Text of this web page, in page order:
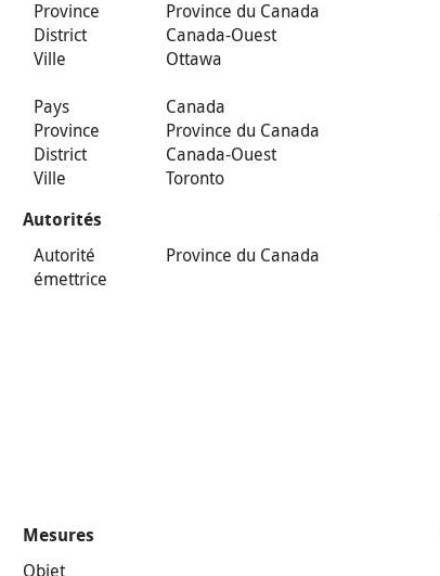
Province
Province du Canada
District
Canada-Ouest
Ville
Ottawa
Pays
Canada
Province
Province du Canada
District
Canada-Ouest
Ville
Toronto
Autorités
Autorité
émettrice
Province du Canada
Mesures
Objet